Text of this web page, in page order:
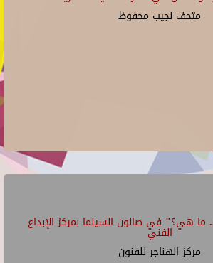
متحف نجيب محفوظ
ما هي؟" في صالون السينما بمركز الإبداع
الفني
مركز الهناجر للفنون